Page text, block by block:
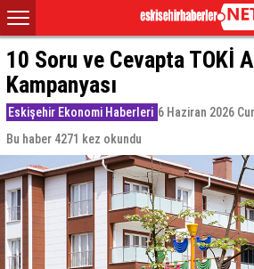
10 Soru ve Cevapta TOKİ
Kampanyası
Eskişehir Ekonomi Haberleri 6 Haziran 2026
Bu haber 4271 kez okundu